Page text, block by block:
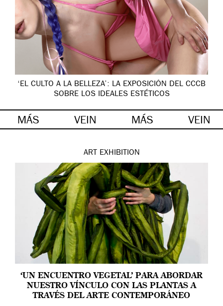
‘EL CULTO A LA BELLEZA’: LA EXPOSICIÓN DEL CCCB
SOBRE LOS IDEALES ESTÉTICOS
MÁS VEIN MÁS VEIN
ART EXHIBITION
‘UN ENCUENTRO VEGETAL’ PARA ABORDAR
NUESTRO VÍNCULO CON LAS PLANTAS A
TRAVÉS DEL ARTE CONTEMPORÁNEO